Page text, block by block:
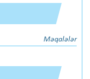
Məqalələr